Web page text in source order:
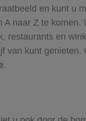
en kunt u
naar Z te
restaurants en
van kunt
.